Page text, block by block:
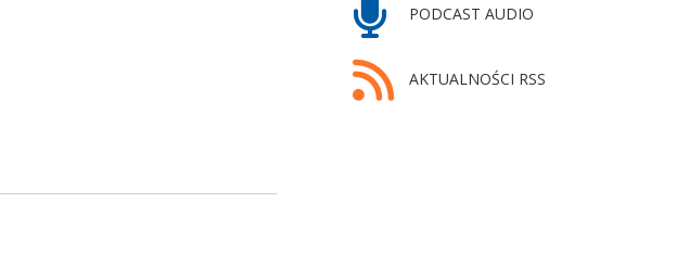
PODCAST AUDIO
AKTUALNOŚCI RSS